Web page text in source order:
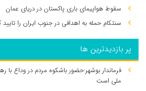
سقوط هواپیمای باری پاکستان در دریای عمان
سنتکام حمله به اهدافی در جنوب ایران را تایید
پر بازدیدترین ها
فرماندار بوشهر:حضور باشکوه مردم در وداع
ملی است